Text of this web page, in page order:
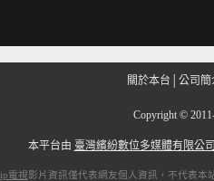
關於本台 公司簡
Copyright ©
本平台由 臺灣繽紛數位多媒體有限公
ip電視影片資訊僅代表網友個人資訊，不代表本